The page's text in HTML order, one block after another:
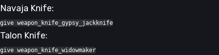
Navaja Knife:
give weapon_knife_gypsy_jackknife
Talon Knife:
give weapon_knife_widowmaker